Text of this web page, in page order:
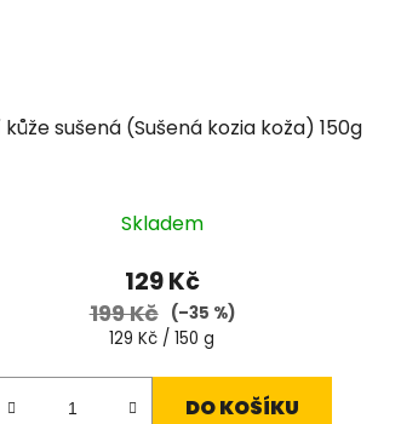
kůže sušená (Sušená kozia koža) 150g
hodnocení
produktu
je
5,0
Skladem
129 Kč
199 Kč (–35 %)
Měrná
129 Kč / 150 g
DO KOŠÍKU